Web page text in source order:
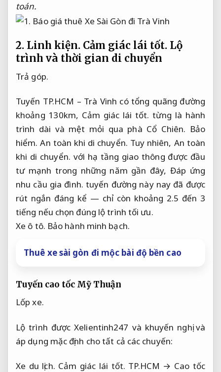
toán.
2. Linh kiện. Cảm giác lái tốt. Lộ
trình và thời gian di chuyển
Trả góp.
Tuyến TP.HCM – Trà Vinh có tổng quãng đường
khoảng 130km, Cảm giác lái tốt. từng là hành
trình dài và mệt mỏi qua phà Cổ Chiên. Bảo
hiểm. An toàn khi di chuyển. Tuy nhiên, An toàn
khi di chuyển. với hạ tầng giao thông được đầu
tư mạnh trong những năm gần đây, Đáp ứng
nhu cầu gia đình. tuyến đường này nay đã được
rút ngắn đáng kể — chỉ còn khoảng 2.5 đến 3
tiếng nếu chọn đúng lộ trình tối ưu.
Xe ô tô. Bảo hành minh bạch.
Thuê xe sài gòn đi mộc bài độ bền cao
Tuyến cao tốc Mỹ Thuận
Lốp xe.
Lộ trình được Xelientinh247 và khuyến nghị và
áp dụng mặc định cho tất cả các chuyến:
Xe du lịch. Cảm giác lái tốt. TP.HCM → Cao tốc